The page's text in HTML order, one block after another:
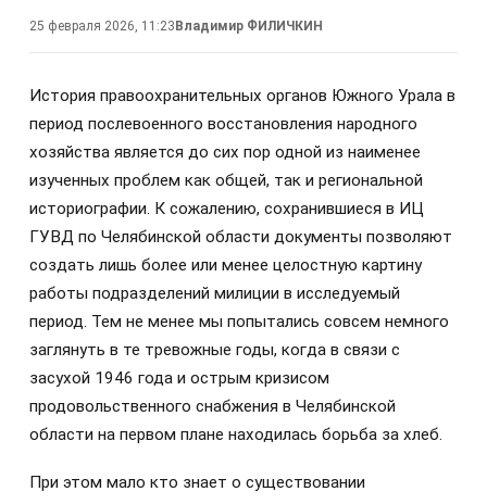
25 февраля 2026, 11:23 Владимир ФИЛИЧКИН
История правоохранительных органов Южного Урала в
период послевоенного восстановления народного
хозяйства является до сих пор одной из наименее
изученных проблем как общей, так и региональной
историографии. К сожалению, сохранившиеся в ИЦ
ГУВД по Челябинской области документы позволяют
создать лишь более или менее целостную картину
работы подразделений милиции в исследуемый
период. Тем не менее мы попытались совсем немного
заглянуть в те тревожные годы, когда в связи с
засухой 1946 года и острым кризисом
продовольственного снабжения в Челябинской
области на первом плане находилась борьба за хлеб.
При этом мало кто знает о существовании